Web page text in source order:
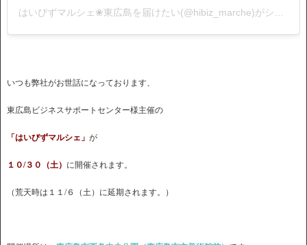
はいびずマルシェ❀東広島を届けたい(@hibiz_marche)がシェアした投稿
いつも弊社がお世話になっております、
東広島ビジネスサポートセンター様主催の
「はいびずマルシェ」 が
１０/３０（土） に開催されます。
（荒天時は１１/６（土）に延期されます。）